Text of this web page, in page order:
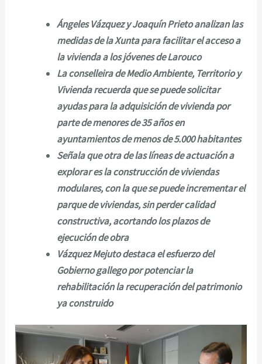
Ángeles Vázquez y Joaquín Prieto analizan las
medidas de la Xunta para facilitar el acceso a
la vivienda a los jóvenes de Larouco
La conselleira de Medio Ambiente, Territorio y
Vivienda recuerda que se puede solicitar
ayudas para la adquisición de vivienda por
parte de menores de 35 años en
ayuntamientos de menos de 5.000 habitantes
Señala que otra de las líneas de actuación a
explorar es la construcción de viviendas
modulares, con la que se puede incrementar el
parque de viviendas, sin perder calidad
constructiva, acortando los plazos de
ejecución de obra
Vázquez Mejuto destaca el esfuerzo del
Gobierno gallego por potenciar la
rehabilitación la recuperación del patrimonio
ya construido